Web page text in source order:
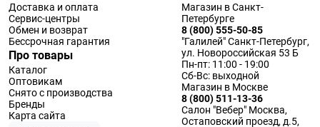
Доставка и оплата
Сервис-центры
Обмен и возврат
Бессрочная гарантия
Про товары
Каталог
Оптовикам
Снято с производства
Бренды
Карта сайта
Магазин в Санкт-
Петербурге
8 (800) 555-50-85
"Галилей" Санкт-Петербург,
ул. Новороссийская 53 Б
Пн-пт: 11:00 - 19:00
Сб-Вс: выходной
Магазин в Москве
8 (800) 511-13-36
Салон "Вебер" Москва,
Остаповский проезд, д.5,